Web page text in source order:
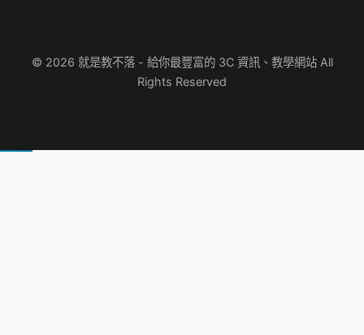
© 2026 就是教不落 - 給你最豐富的 3C 資訊、教學網站 All
Rights Reserved